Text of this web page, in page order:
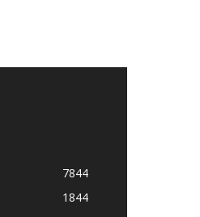
7844
1844